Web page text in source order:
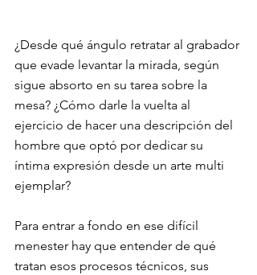
¿Desde qué ángulo retratar al grabador
que evade levantar la mirada, según
sigue absorto en su tarea sobre la
mesa? ¿Cómo darle la vuelta al
ejercicio de hacer una descripción del
hombre que optó por dedicar su
íntima expresión desde un arte multi
ejemplar?
Para entrar a fondo en ese difícil
menester hay que entender de qué
tratan esos procesos técnicos, sus